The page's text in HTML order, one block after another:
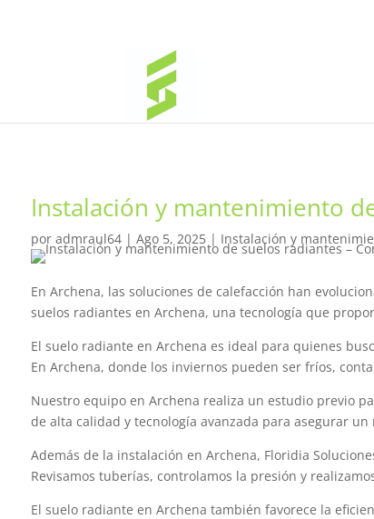
Instalación y mantenimiento
por admraul64| Ago 5, 2025| Instalación y
En Archena, las soluciones de calefacción han
suelos radiantes en Archena, una tecnología que
El suelo radiante en Archena es ideal para quienes
En Archena, donde los inviernos pueden ser fríos,
Nuestro equipo en Archena realiza un estudio previo
de alta calidad y tecnología avanzada para asegurar
Además de la instalación en Archena, Floridia
Revisamos tuberías, controlamos la presión y
El suelo radiante en Archena también favorece la